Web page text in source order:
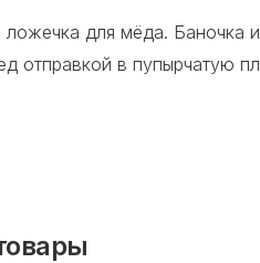
для мёда. Баночка
отправкой в пупырчатую